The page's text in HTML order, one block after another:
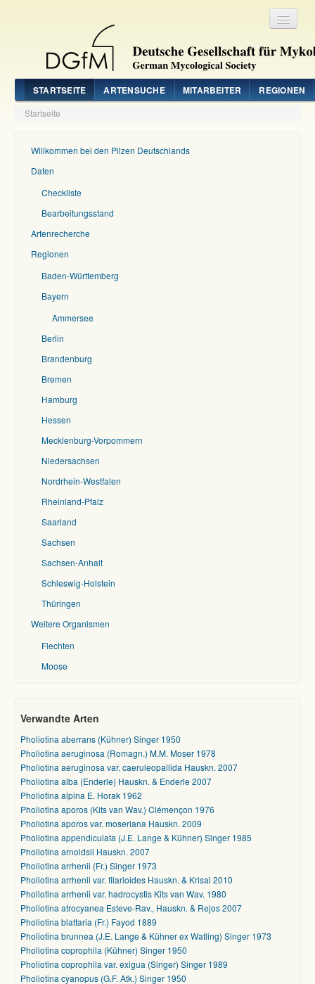
STARTSEITE ARTENSUCHE MITARBEITER REGIONEN
Startseite
Willkommen bei den Pilzen Deutschlands
Daten
Checkliste
Bearbeitungsstand
Artenrecherche
Regionen
Baden-Württemberg
Bayern
Ammersee
Berlin
Brandenburg
Bremen
Hamburg
Hessen
Mecklenburg-Vorpommern
Niedersachsen
Nordrhein-Westfalen
Rheinland-Pfalz
Saarland
Sachsen
Sachsen-Anhalt
Schleswig-Holstein
Thüringen
Weitere Organismen
Flechten
Moose
Verwandte Arten
Pholiotina aberrans (Kühner) Singer 1950
Pholiotina aeruginosa (Romagn.) M.M. Moser 1978
Pholiotina aeruginosa var. caeruleopallida Hauskn. 2007
Pholiotina alba (Enderle) Hauskn. & Enderle 2007
Pholiotina alpina E. Horak 1962
Pholiotina aporos (Kits van Wav.) Clémençon 1976
Pholiotina aporos var. moseriana Hauskn. 2009
Pholiotina appendiculata (J.E. Lange & Kühner) Singer 1985
Pholiotina arnoldsii Hauskn. 2007
Pholiotina arrhenii (Fr.) Singer 1973
Pholiotina arrhenii var. filarioides Hauskn. & Krisai 2010
Pholiotina arrhenii var. hadrocystis Kits van Wav. 1980
Pholiotina atrocyanea Esteve-Rav., Hauskn. & Rejos 2007
Pholiotina blattaria (Fr.) Fayod 1889
Pholiotina brunnea (J.E. Lange & Kühner ex Watling) Singer 1973
Pholiotina coprophila (Kühner) Singer 1950
Pholiotina coprophila var. exigua (Singer) Singer 1989
Pholiotina cyanopus (G.F. Atk.) Singer 1950